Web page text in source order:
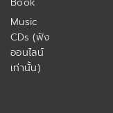
Music
CDs (ฟัง
ออนไลน์
เท่านั้น)